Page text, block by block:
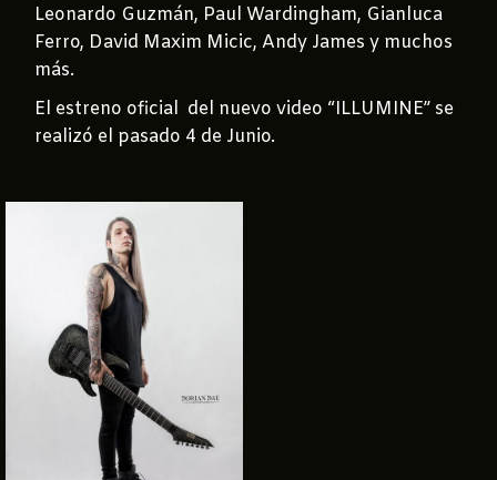
Leonardo Guzmán, Paul Wardingham, Gianluca
Ferro, David Maxim Micic, Andy James y muchos
más.
El estreno oficial del nuevo video “ILLUMINE” se
realizó el pasado 4 de Junio.